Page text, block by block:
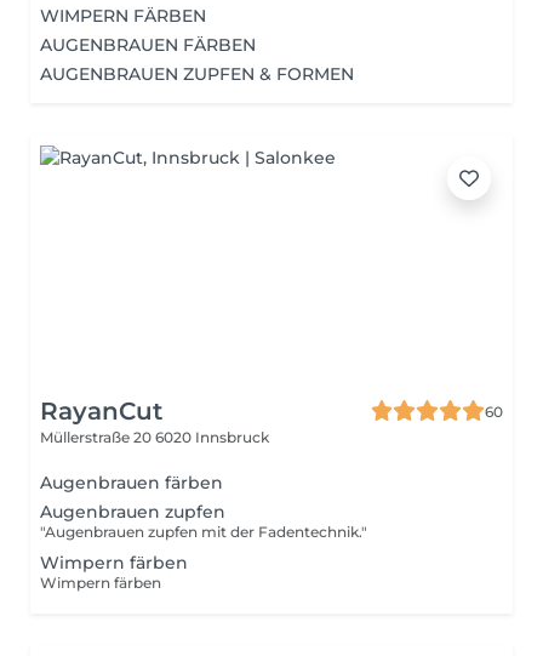
WIMPERN FÄRBEN
AUGENBRAUEN FÄRBEN
AUGENBRAUEN ZUPFEN & FORMEN
RayanCut
60
Müllerstraße 20 6020 Innsbruck
Augenbrauen färben
Augenbrauen zupfen
"Augenbrauen zupfen mit der Fadentechnik."
Wimpern färben
Wimpern färben